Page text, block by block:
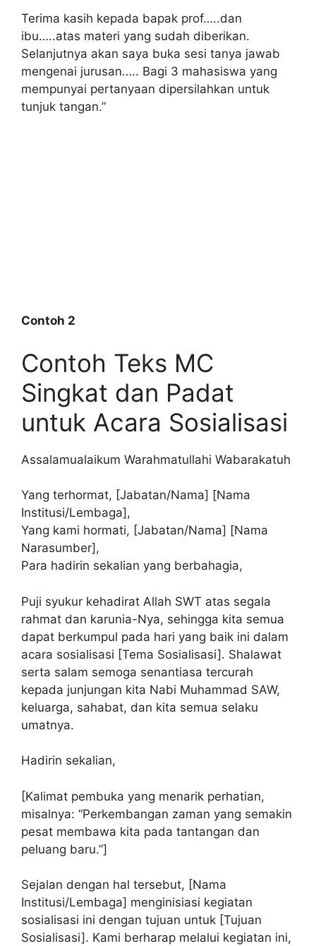
Terima kasih kepada bapak prof…..dan
ibu…..atas materi yang sudah diberikan.
Selanjutnya akan saya buka sesi tanya jawab
mengenai jurusan….. Bagi 3 mahasiswa yang
mempunyai pertanyaan dipersilahkan untuk
tunjuk tangan.”
Contoh 2
Contoh Teks MC
Singkat dan Padat
untuk Acara Sosialisasi
Assalamualaikum Warahmatullahi Wabarakatuh
Yang terhormat, [Jabatan/Nama] [Nama
Institusi/Lembaga],
Yang kami hormati, [Jabatan/Nama] [Nama
Narasumber],
Para hadirin sekalian yang berbahagia,
Puji syukur kehadirat Allah SWT atas segala
rahmat dan karunia-Nya, sehingga kita semua
dapat berkumpul pada hari yang baik ini dalam
acara sosialisasi [Tema Sosialisasi]. Shalawat
serta salam semoga senantiasa tercurah
kepada junjungan kita Nabi Muhammad SAW,
keluarga, sahabat, dan kita semua selaku
umatnya.
Hadirin sekalian,
[Kalimat pembuka yang menarik perhatian,
misalnya: “Perkembangan zaman yang semakin
pesat membawa kita pada tantangan dan
peluang baru.”]
Sejalan dengan hal tersebut, [Nama
Institusi/Lembaga] menginisiasi kegiatan
sosialisasi ini dengan tujuan untuk [Tujuan
Sosialisasi]. Kami berharap melalui kegiatan ini,